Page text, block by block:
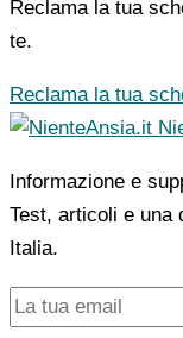
Reclama la tua
te.
Reclama la tua
Informazione e
Test, articoli e una
Italia.